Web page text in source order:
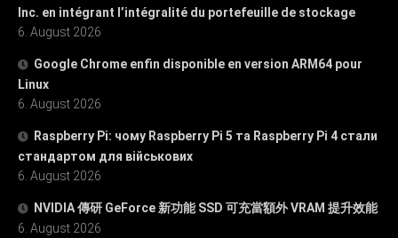
Inc. en intégrant l’intégralité du portefeuille de stockage
6. August 2026
Google Chrome enfin disponible en version ARM64 pour
Linux
6. August 2026
Raspberry Pi: чому Raspberry Pi 5 та Raspberry Pi 4 стали
стандартом для військових
6. August 2026
NVIDIA 傳研 GeForce 新功能 SSD 可充當額外 VRAM 提升效能
6. August 2026